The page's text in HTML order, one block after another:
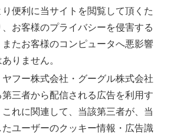
便利に当サイトを閲覧して頂くた
お客様のプライバシーを侵害する
またお客様のコンピュータへ悪影響
りません。
フー株式会社・グーグル株式会社
三者から配信される広告を利用す
れに関連して、当該第三者が、当
ユーザーのクッキー情報・広告識